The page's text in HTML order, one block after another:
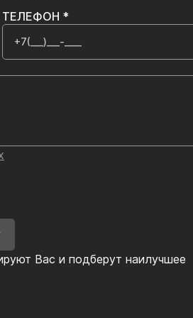
Вас и подберут наилучшее
ТЕЛЕФОН *